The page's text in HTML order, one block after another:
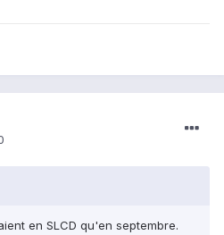
en SLCD qu'en septembre.